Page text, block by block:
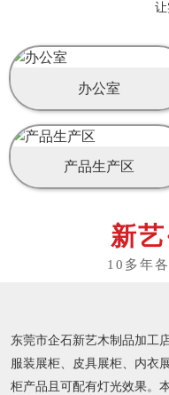
办公室
产品生产区
东莞市企石新艺木制品加工
服装展柜、皮具展柜、内衣
柜产品且可配有灯光效果。